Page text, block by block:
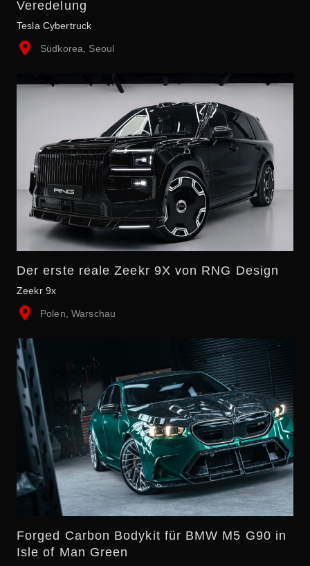
Veredelung
Tesla Cybertruck
Südkorea, Seoul
Der erste reale Zeekr 9X von RNG Design
Zeekr 9x
Polen, Warschau
Forged Carbon Bodykit für BMW M5 G90 in
Isle of Man Green